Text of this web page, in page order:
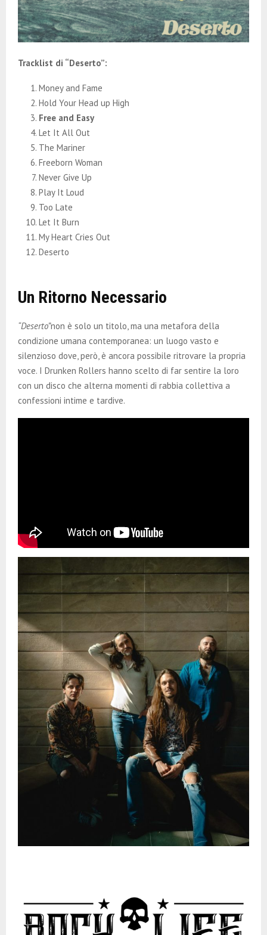
Tracklist di “Deserto”:
Money and Fame
Hold Your Head up High
Free and Easy
Let It All Out
The Mariner
Freeborn Woman
Never Give Up
Play It Loud
Too Late
Let It Burn
My Heart Cries Out
Deserto
Un Ritorno Necessario
“Deserto”non è solo un titolo, ma una metafora della
condizione umana contemporanea: un luogo vasto e
silenzioso dove, però, è ancora possibile ritrovare la propria
voce. I Drunken Rollers hanno scelto di far sentire la loro
con un disco che alterna momenti di rabbia collettiva a
confessioni intime e tardive.